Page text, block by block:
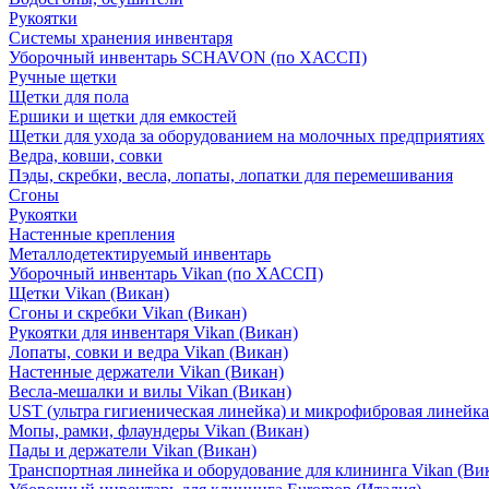
Рукоятки
Системы хранения инвентаря
Уборочный инвентарь SCHAVON (по ХАССП)
Ручные щетки
Щетки для пола
Ершики и щетки для емкостей
Щетки для ухода за оборудованием на молочных предприятиях
Ведра, ковши, совки
Пэды, скребки, весла, лопаты, лопатки для перемешивания
Сгоны
Рукоятки
Настенные крепления
Металлодетектируемый инвентарь
Уборочный инвентарь Vikan (по ХАССП)
Щетки Vikan (Викан)
Сгоны и скребки Vikan (Викан)
Рукоятки для инвентаря Vikan (Викан)
Лопаты, совки и ведра Vikan (Викан)
Настенные держатели Vikan (Викан)
Весла-мешалки и вилы Vikan (Викан)
UST (ультра гигиеническая линейка) и микрофибровая линейка
Мопы, рамки, флаундеры Vikan (Викан)
Пады и держатели Vikan (Викан)
Транспортная линейка и оборудование для клининга Vikan